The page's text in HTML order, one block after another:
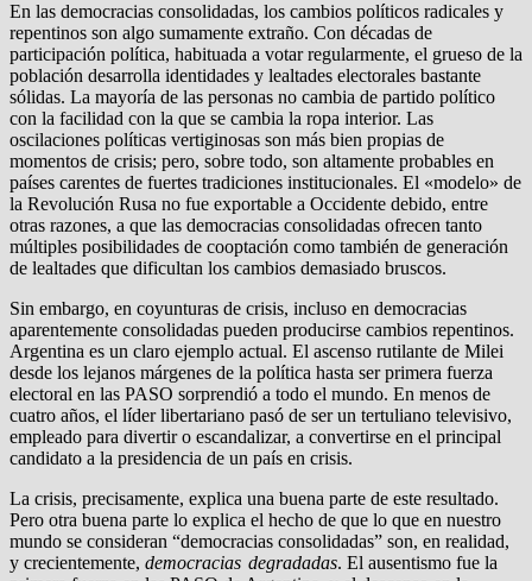
En las democracias consolidadas, los cambios políticos radicales y
repentinos son algo sumamente extraño. Con décadas de
participación política, habituada a votar regularmente, el grueso de la
población desarrolla identidades y lealtades electorales bastante
sólidas. La mayoría de las personas no cambia de partido político
con la facilidad con la que se cambia la ropa interior. Las
oscilaciones políticas vertiginosas son más bien propias de
momentos de crisis; pero, sobre todo, son altamente probables en
países carentes de fuertes tradiciones institucionales. El «modelo» de
la Revolución Rusa no fue exportable a Occidente debido, entre
otras razones, a que las democracias consolidadas ofrecen tanto
múltiples posibilidades de cooptación como también de generación
de lealtades que dificultan los cambios demasiado bruscos.
Sin embargo, en coyunturas de crisis, incluso en democracias
aparentemente consolidadas pueden producirse cambios repentinos.
Argentina es un claro ejemplo actual. El ascenso rutilante de Milei
desde los lejanos márgenes de la política hasta ser primera fuerza
electoral en las PASO sorprendió a todo el mundo. En menos de
cuatro años, el líder libertariano pasó de ser un tertuliano televisivo,
empleado para divertir o escandalizar, a convertirse en el principal
candidato a la presidencia de un país en crisis.
La crisis, precisamente, explica una buena parte de este resultado.
Pero otra buena parte lo explica el hecho de que lo que en nuestro
mundo se consideran “democracias consolidadas” son, en realidad,
y crecientemente, democracias degradadas. El ausentismo fue la